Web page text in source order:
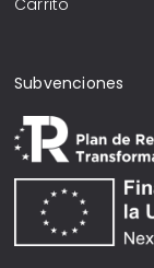
Carrito
Subvenciones